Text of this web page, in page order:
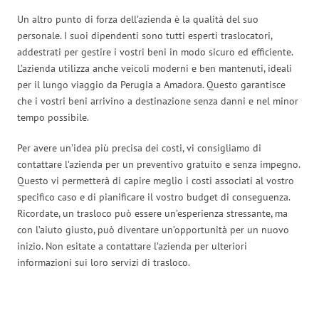
Un altro punto di forza dell’azienda è la qualità del suo
personale. I suoi dipendenti sono tutti esperti traslocatori,
addestrati per gestire i vostri beni in modo sicuro ed efficiente.
L’azienda utilizza anche veicoli moderni e ben mantenuti, ideali
per il lungo viaggio da Perugia a Amadora. Questo garantisce
che i vostri beni arrivino a destinazione senza danni e nel minor
tempo possibile.
Per avere un’idea più precisa dei costi, vi consigliamo di
contattare l’azienda per un preventivo gratuito e senza impegno.
Questo vi permetterà di capire meglio i costi associati al vostro
specifico caso e di pianificare il vostro budget di conseguenza.
Ricordate, un trasloco può essere un’esperienza stressante, ma
con l’aiuto giusto, può diventare un’opportunità per un nuovo
inizio. Non esitate a contattare l’azienda per ulteriori
informazioni sui loro servizi di trasloco.